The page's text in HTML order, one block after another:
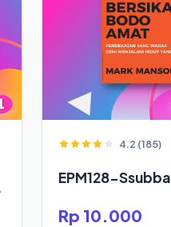
4.2 (185)
EPM128-Ssubba
Rp 10.000